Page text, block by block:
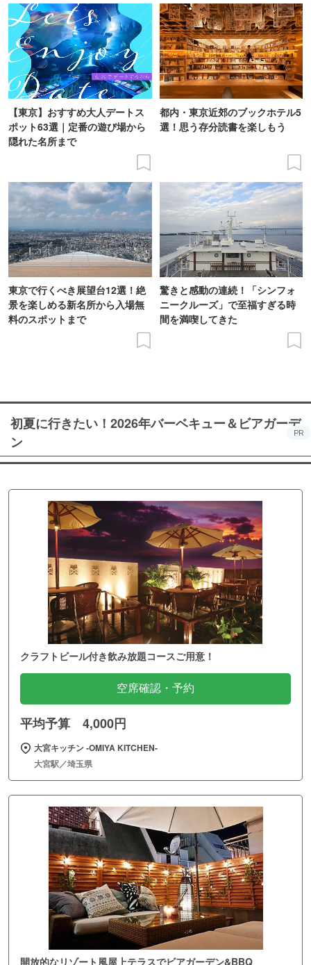
【東京】おすすめ大人デートス
ポット63選｜定番の遊び場から
隠れた名所まで
都内・東京近郊のブックホテル5
選！思う存分読書を楽しもう
東京で行くべき展望台12選！絶
景を楽しめる新名所から入場無
料のスポットまで
驚きと感動の連続！「シンフォ
ニークルーズ」で至福すぎる時
間を満喫してきた
初夏に行きたい！2026年バーベキュー＆ビアガーデ
ン
PR
クラフトビール付き飲み放題コースご用意！
空席確認・予約
平均予算 4,000円
大宮キッチン ‐OMIYA KITCHEN‐
大宮駅／埼玉県
開放的なリゾート風屋上テラスでビアガーデン&BBQ